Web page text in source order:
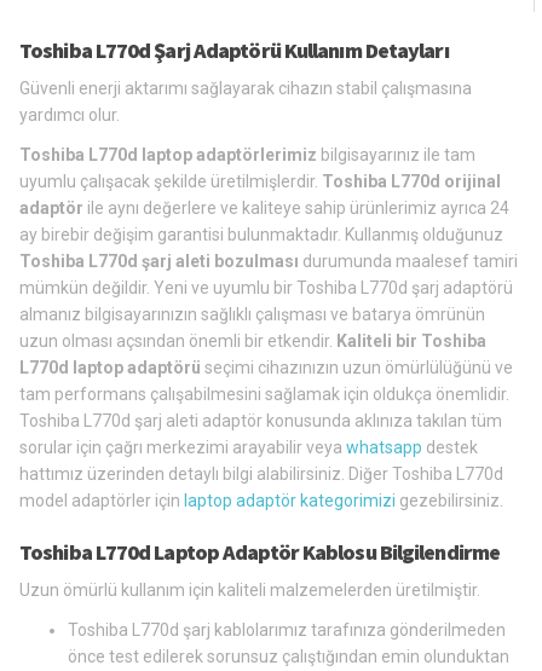
Toshiba L770d Şarj Adaptörü Kullanım Detayları
Güvenli enerji aktarımı sağlayarak cihazın stabil çalışmasına
yardımcı olur.
Toshiba L770d laptop adaptörlerimiz bilgisayarınız ile tam
uyumlu çalışacak şekilde üretilmişlerdir. Toshiba L770d orijinal
adaptör ile aynı değerlere ve kaliteye sahip ürünlerimiz ayrıca 24
ay birebir değişim garantisi bulunmaktadır. Kullanmış olduğunuz
Toshiba L770d şarj aleti bozulması durumunda maalesef tamiri
mümkün değildir. Yeni ve uyumlu bir Toshiba L770d şarj adaptörü
almanız bilgisayarınızın sağlıklı çalışması ve batarya ömrünün
uzun olması açsından önemli bir etkendir. Kaliteli bir Toshiba
L770d laptop adaptörü seçimi cihazınızın uzun ömürlülüğünü ve
tam performans çalışabilmesini sağlamak için oldukça önemlidir.
Toshiba L770d şarj aleti adaptör konusunda aklınıza takılan tüm
sorular için çağrı merkezimi arayabilir veya whatsapp destek
hattımız üzerinden detaylı bilgi alabilirsiniz. Diğer Toshiba L770d
model adaptörler için laptop adaptör kategorimizi gezebilirsiniz.
Toshiba L770d Laptop Adaptör Kablosu Bilgilendirme
Uzun ömürlü kullanım için kaliteli malzemelerden üretilmiştir.
Toshiba L770d şarj kablolarımız tarafınıza gönderilmeden
önce test edilerek sorunsuz çalıştığından emin olunduktan